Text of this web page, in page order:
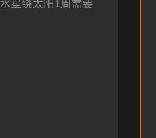
星绕太阳1周需要